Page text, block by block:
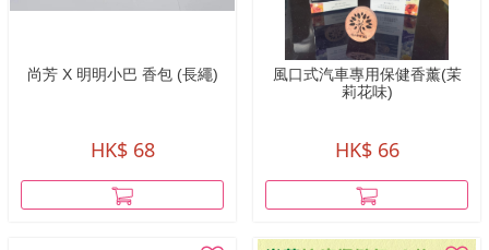
尚芳 X 明明小巴 香包 (長繩)
HK$ 68
風口式汽車專用保健香薰(茉
莉花味)
HK$ 66